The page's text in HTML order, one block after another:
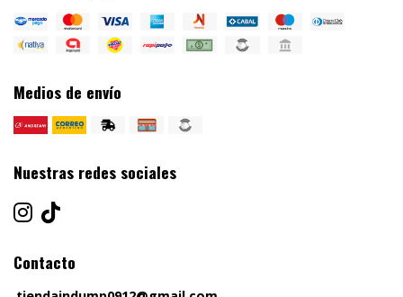
Medios de envío
Nuestras redes sociales
Contacto